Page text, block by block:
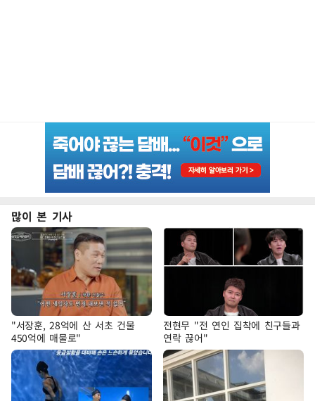
많이 본 기사
"서장훈, 28억에 산 서초 건물
450억에 매물로"
전현무 "전 연인 집착에 친구들과
연락 끊어"